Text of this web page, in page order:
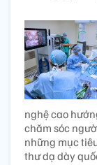
nghệ cao
chăm sóc
những mục
thư dạ dày